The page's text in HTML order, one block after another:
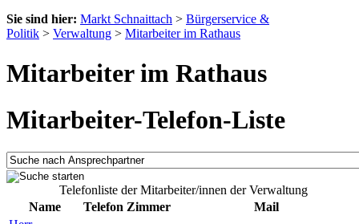
Sie sind hier: Markt Schnaittach > Bürgerservice &
Politik > Verwaltung > Mitarbeiter im Rathaus
Mitarbeiter im Rathaus
Mitarbeiter-Telefon-Liste
Telefonliste der Mitarbeiter/innen der Verwaltung
Name
Telefon Zimmer
Mail